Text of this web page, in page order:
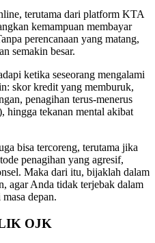
terutama dari platform KTA
kemampuan membayar
perencanaan yang matang,
semakin besar.
ketika seseorang mengalami
skor kredit yang memburuk,
penagihan terus-menerus
hingga tekanan mental akibat
bisa tercoreng, terutama jika
penagihan yang agresif,
Maka dari itu, bijaklah dalam
agar Anda tidak terjebak dalam
depan.
OJK